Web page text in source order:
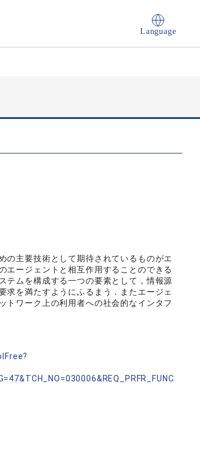
Language
の主要技術として期待されているものがエ
エージェントと相互作用することのできる
テムを構成する一つの要素として，情報源
求を満たすようにふるまう．またエージェ
トワーク上の利用者への社会的なインタフ